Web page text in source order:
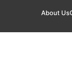
About Us